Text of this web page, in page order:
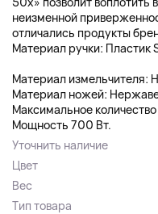
неизменной
отличались продукты
Материал ручки: Пластик
Материал измельчителя:
Материал ножей:
Максимальное
Мощность 700 Вт.
Уточнить наличие
Цвет
Вес
Тип товара